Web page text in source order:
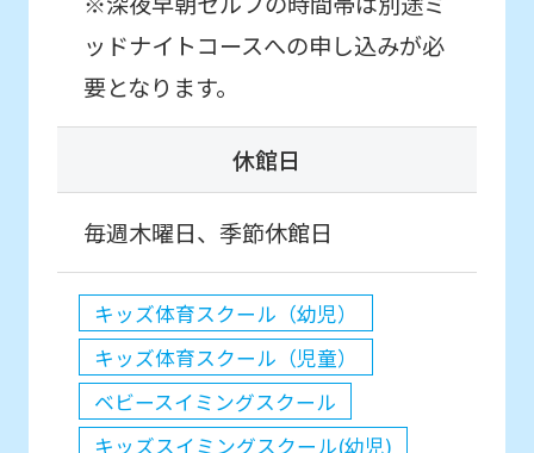
ッドナイトコースへの申し込みが必
要となります。
休館日
毎週木曜日、季節休館日
キッズ体育スクール（幼児）
キッズ体育スクール（児童）
ベビースイミングスクール
キッズスイミングスクール(幼児)